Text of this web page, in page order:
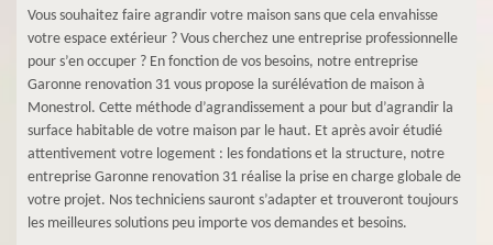
Vous souhaitez faire agrandir votre maison sans que cela envahisse
votre espace extérieur ? Vous cherchez une entreprise professionnelle
pour s’en occuper ? En fonction de vos besoins, notre entreprise
Garonne renovation 31 vous propose la surélévation de maison à
Monestrol. Cette méthode d’agrandissement a pour but d’agrandir la
surface habitable de votre maison par le haut. Et après avoir étudié
attentivement votre logement : les fondations et la structure, notre
entreprise Garonne renovation 31 réalise la prise en charge globale de
votre projet. Nos techniciens sauront s’adapter et trouveront toujours
les meilleures solutions peu importe vos demandes et besoins.